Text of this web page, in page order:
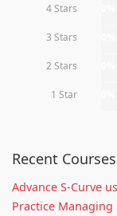
4 Stars
3 Stars
2 Stars
1 Star
Recent Courses
Advance S-Curve
Practice Managing